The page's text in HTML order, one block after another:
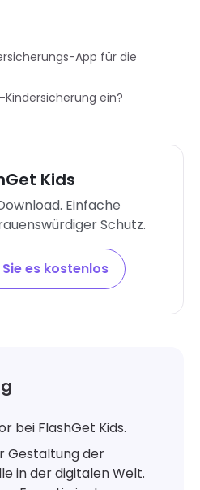
App für die
ein?
Kids
Einfache
Schutz.
es kostenlos
bei FlashGet Kids.
Gestaltung der
in der digitalen Welt.